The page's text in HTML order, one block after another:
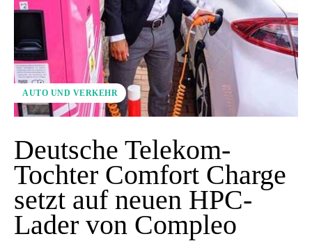
AUTO UND VERKEHR
Deutsche Telekom-
Tochter Comfort Charge
setzt auf neuen HPC-
Lader von Compleo